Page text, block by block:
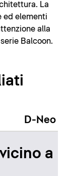
La
ed elementi
alla
Balcoon.
D-Neo
a